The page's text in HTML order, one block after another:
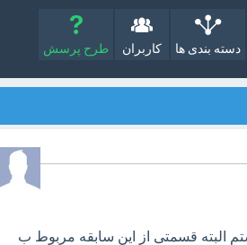
دسته بندی ها کاربران طرح پرسش
سال سابقه بیمه هستم البته قسمتی از این سابقه مربوط ب